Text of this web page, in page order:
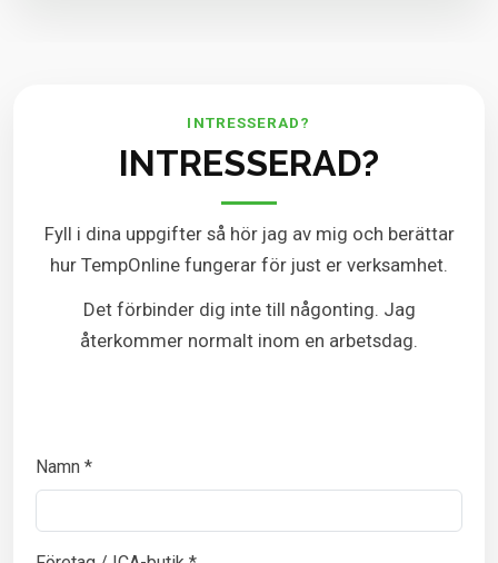
INTRESSERAD?
INTRESSERAD?
Fyll i dina uppgifter så hör jag av mig och berättar
hur TempOnline fungerar för just er verksamhet.
Det förbinder dig inte till någonting. Jag
återkommer normalt inom en arbetsdag.
Namn *